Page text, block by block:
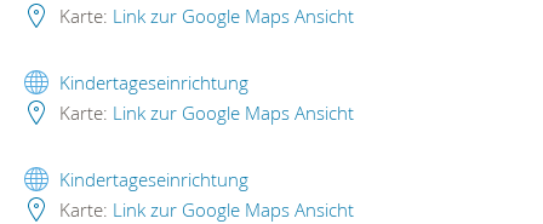
Karte: Link zur Google Maps Ansicht
Kindertageseinrichtung
Karte: Link zur Google Maps Ansicht
Kindertageseinrichtung
Karte: Link zur Google Maps Ansicht